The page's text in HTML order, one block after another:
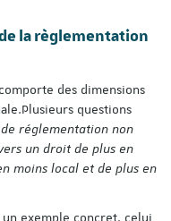
la règlementation
des dimensions
Plusieurs questions
réglementation non
un droit de plus en
moins local et de plus en
exemple concret, celui